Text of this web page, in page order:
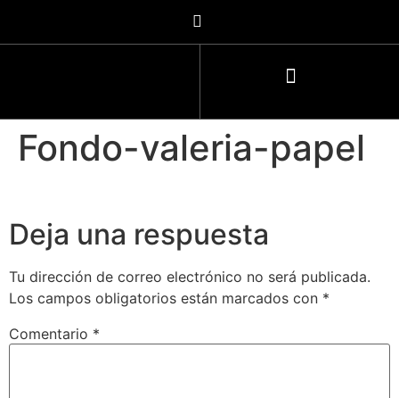
Fondo-valeria-papel
Deja una respuesta
Tu dirección de correo electrónico no será publicada.
Los campos obligatorios están marcados con *
Comentario *